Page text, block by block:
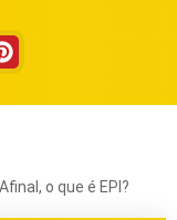
o que é EPI?